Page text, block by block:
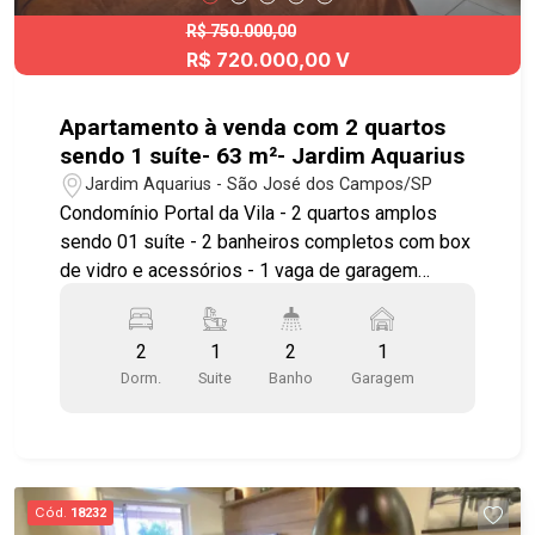
R$ 750.000,00
R$ 720.000,00 V
Apartamento à venda com 2 quartos
sendo 1 suíte- 63 m²- Jardim Aquarius
Jardim Aquarius - São José dos Campos/SP
Condomínio Portal da Vila - 2 quartos amplos
sendo 01 suíte - 2 banheiros completos com box
de vidro e acessórios - 1 vaga de garagem
ambientes com piso frio - Cozinha com armários
planejados - Todos os ambientes com móveis
planejados - Banheiro social com gabinete e Box
de acesso a moradores e prestadores de
serviços - Andar intermediário - Pronto para
2
Dorm.
1
Suite
2
Banho
1
Garagem
Cód. 18232